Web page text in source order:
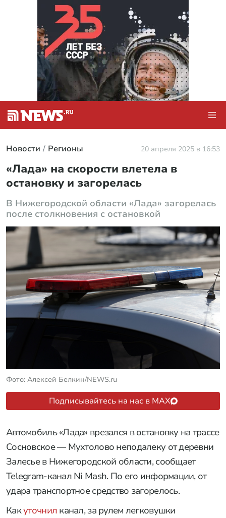
Новости Регионы 20 апреля 2025 в 16:53
«Лада» на скорости влетела в
остановку и загорелась
В Нижегородской области «Лада» загорелась
после столкновения с остановкой
Фото: Алексей Белкин/NEWS.ru
Подписывайтесь на нас в MAX
Автомобиль «Лада» врезался в остановку на трассе
Сосновское — Мухтолово неподалеку от деревни
Залесье в Нижегородской области, сообщает
Telegram-канал Ni Mash. По его информации, от
удара транспортное средство загорелось.
Какуточнил канал, за рулем легковушки